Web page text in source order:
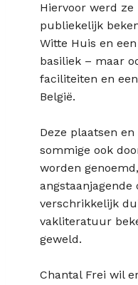
Hiervoor werd
publiekelijk
Witte Huis en
basiliek – maar
faciliteiten en
België.
Deze plaatsen
sommige ook
worden
angstaanjagende
verschrikkelijk
vakliteratuur
geweld.
Chantal Frei wil